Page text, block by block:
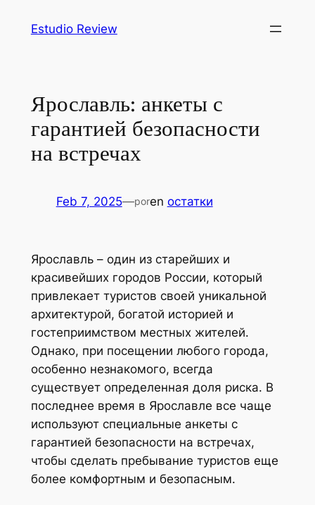
Estudio Review
Ярославль: анкеты с
гарантией безопасности
на встречах
Feb 7, 2025—poren остатки
Ярославль – один из старейших и
красивейших городов России, который
привлекает туристов своей уникальной
архитектурой, богатой историей и
гостеприимством местных жителей.
Однако, при посещении любого города,
особенно незнакомого, всегда
существует определенная доля риска. В
последнее время в Ярославле все чаще
используют специальные анкеты с
гарантией безопасности на встречах,
чтобы сделать пребывание туристов еще
более комфортным и безопасным.